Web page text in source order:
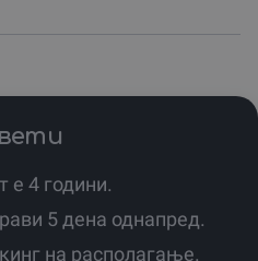
е 4 години.
5 дена однапред.
на располагање.